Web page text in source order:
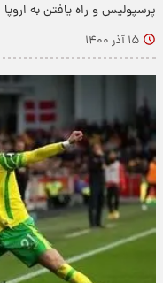
پرسپولیس و راه یافتن به
۱۵ آذر ۱۴۰۰